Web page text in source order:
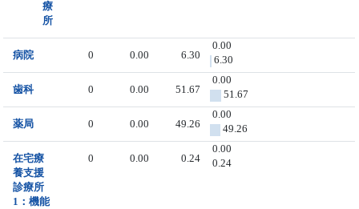
療
所
病院 0 0.00 6.30
0.00
6.30
歯科 0 0.00 51.67
0.00
51.67
薬局 0 0.00 49.26
0.00
49.26
在宅療
養支援
診療所
1：機能
0 0.00 0.24
0.00
0.24